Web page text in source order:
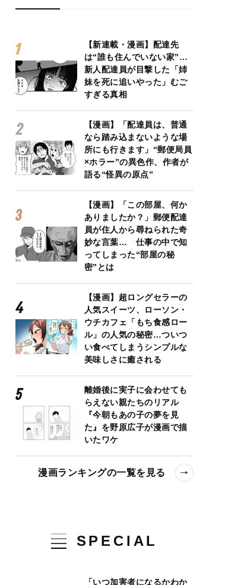
【新連載・漫画】配達先
は“誰も住んでいない家”…
新人配達員が目撃した「姉
妹を死に追いやった」むご
すぎる真相
【漫画】「配達員は、普通
なら踏み込まないような場
所にも行きます」“郵便局員
×ホラー”の異色作、作者が
語る“怪異の原点”
【漫画】「この部屋、何か
ありましたか？」郵便配達
員が住人から尋ねられた奇
妙な言葉… 仕事の中で知
ってしまった“部屋の秘
密”とは
【漫画】超ロングセラーの
人気スイーツ、ローソン・
ウチカフェ「もち食感ロー
ル」の人気の秘密…ついつ
い食べてしまうシンプルな
美味しさに癒される
離婚後に実子に会わせても
らえない親たちのリアル
『今朝もあの子の夢を見
た』を野原広子が漫画で描
いたワケ
漫画ランキングの一覧を見る
SPECIAL
「いつ加害者になるかわか